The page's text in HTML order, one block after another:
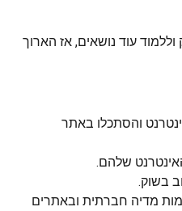
עוד נושאים, אז הארוך
והסתכלו באתר
שלהם.
בשוק.
מדיה חברתית ובאתרים